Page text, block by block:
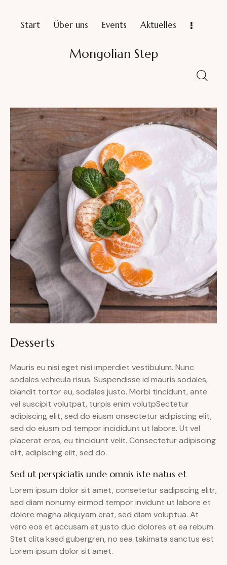
Start Über uns Events Aktuelles
Mongolian Step
Desserts
Mauris eu nisi eget nisi imperdiet vestibulum. Nunc
sodales vehicula risus. Suspendisse id mauris sodales,
blandit tortor eu, sodales justo. Morbi tincidunt, ante
vel suscipit volutpat, turpis enim volutpSectetur
adipiscing elit, sed do eiusm onsectetur adipiscing elit,
sed do eiusm od tempor incididunt ut labore. Ut vel
placerat eros, eu tincidunt velit. Consectetur adipiscing
elit, adipiscing elit, sed do.
Sed ut perspiciatis unde omnis iste natus et
Lorem ipsum dolor sit amet, consetetur sadipscing elitr,
sed diam nonumy eirmod tempor invidunt ut labore et
dolore magna aliquyam erat, sed diam voluptua. At
vero eos et accusam et justo duo dolores et ea rebum.
Stet clita kasd gubergren, no sea takimata sanctus est
Lorem ipsum dolor sit amet.